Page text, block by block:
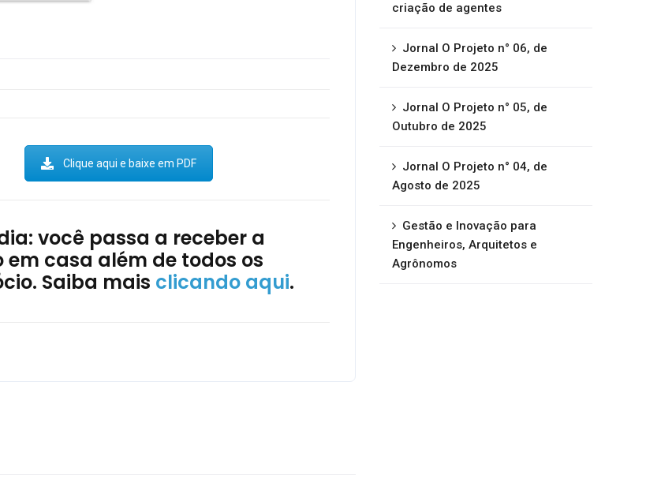
Clique aqui e baixe em PDF
você passa a receber a
casa além de todos os
Saiba mais clicando aqui.
criação de agentes
Jornal O Projeto n° 06, de
Dezembro de 2025
Jornal O Projeto n° 05, de
Outubro de 2025
Jornal O Projeto n° 04, de
Agosto de 2025
Gestão e Inovação para
Engenheiros, Arquitetos e
Agrônomos